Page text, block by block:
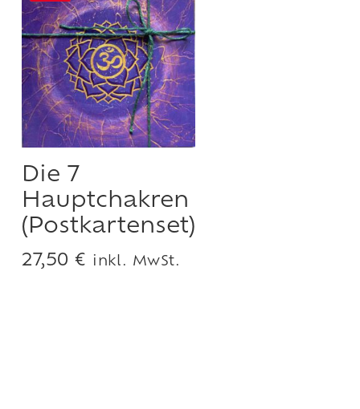
Die 7
Hauptchakren
(Postkartenset)
27,50€ inkl. MwSt.